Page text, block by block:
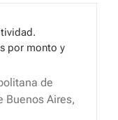
por monto y
de
Buenos Aires,